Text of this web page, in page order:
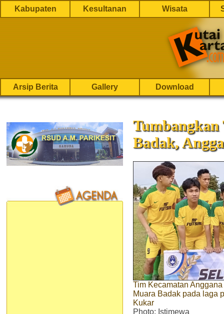
Kabupaten Kesultanan Wisata
Arsip Berita Gallery Download
Badak,
Tim Kecamatan
Muara Badak pada laga
Kukar
Photo: Istimewa